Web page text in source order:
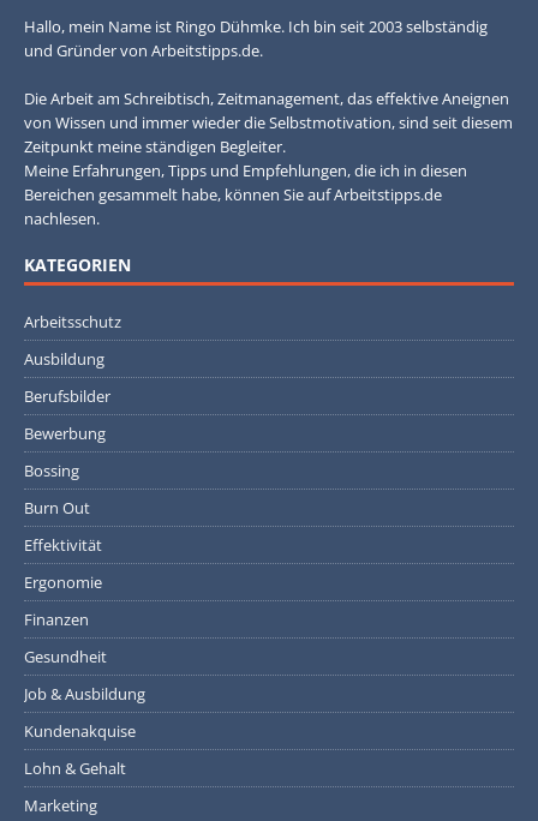
Hallo, mein Name ist Ringo Dühmke. Ich bin seit 2003 selbständig
und Gründer von Arbeitstipps.de.
Die Arbeit am Schreibtisch, Zeitmanagement, das effektive Aneignen
von Wissen und immer wieder die Selbstmotivation, sind seit diesem
Zeitpunkt meine ständigen Begleiter.
Meine Erfahrungen, Tipps und Empfehlungen, die ich in diesen
Bereichen gesammelt habe, können Sie auf Arbeitstipps.de
nachlesen.
KATEGORIEN
Arbeitsschutz
Ausbildung
Berufsbilder
Bewerbung
Bossing
Burn Out
Effektivität
Ergonomie
Finanzen
Gesundheit
Job & Ausbildung
Kundenakquise
Lohn & Gehalt
Marketing